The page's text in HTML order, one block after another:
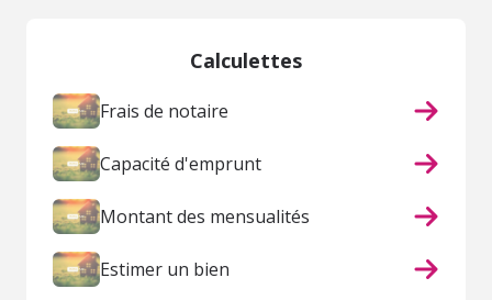
Calculettes
Frais de notaire
Capacité d'emprunt
Montant des mensualités
Estimer un bien